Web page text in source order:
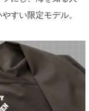
すい限定モデル。